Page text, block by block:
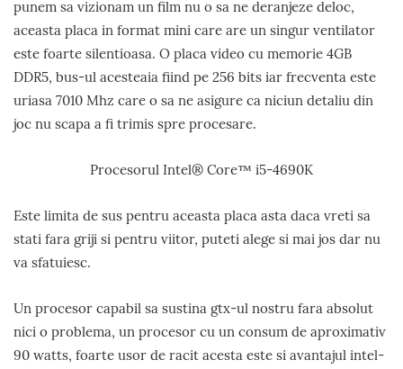
punem sa vizionam un film nu o sa ne deranjeze deloc,
aceasta placa in format mini care are un singur ventilator
este foarte silentioasa. O placa video cu memorie 4GB
DDR5, bus-ul acesteaia fiind pe 256 bits iar frecventa este
uriasa 7010 Mhz care o sa ne asigure ca niciun detaliu din
joc nu scapa a fi trimis spre procesare.
Procesorul Intel® Core™ i5-4690K
Este limita de sus pentru aceasta placa asta daca vreti sa
stati fara griji si pentru viitor, puteti alege si mai jos dar nu
va sfatuiesc.
Un procesor capabil sa sustina gtx-ul nostru fara absolut
nici o problema, un procesor cu un consum de aproximativ
90 watts, foarte usor de racit acesta este si avantajul intel-